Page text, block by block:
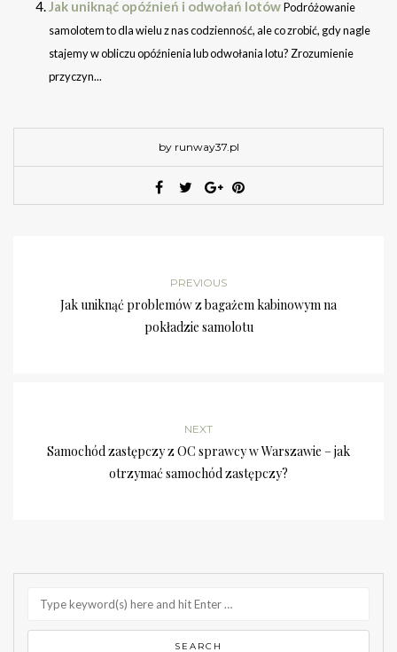
Jak uniknąć opóźnień i odwołań lotówPodróżowanie
samolotem to dla wielu z nas codzienność, ale co zrobić, gdy nagle
stajemy w obliczu opóźnienia lub odwołania lotu? Zrozumienie
przyczyn...
by runway37.pl
PREVIOUS
Jak uniknąć problemów z bagażem kabinowym na
pokładzie samolotu
NEXT
Samochód zastępczy z OC sprawcy w Warszawie – jak
otrzymać samochód zastępczy?